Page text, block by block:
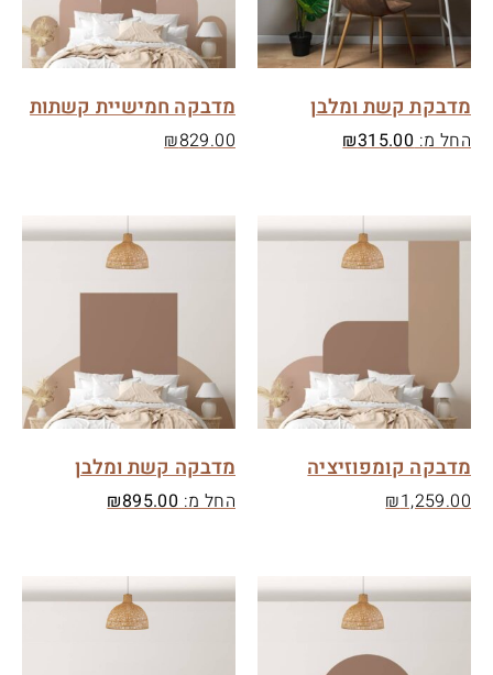
מדבקת קשת ומלבן
החל מ: ₪315.00
מדבקה חמישיית קשתות
₪829.00
מדבקה קומפוזיציה
₪1,259.00
מדבקה קשת ומלבן
החל מ: ₪895.00